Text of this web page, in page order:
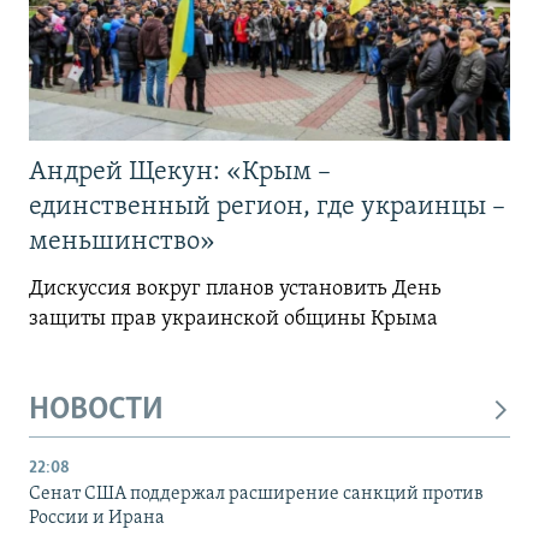
Андрей Щекун: «Крым –
единственный регион, где украинцы –
меньшинство»
Дискуссия вокруг планов установить День
защиты прав украинской общины Крыма
НОВОСТИ
22:08
Сенат США поддержал расширение санкций против
России и Ирана